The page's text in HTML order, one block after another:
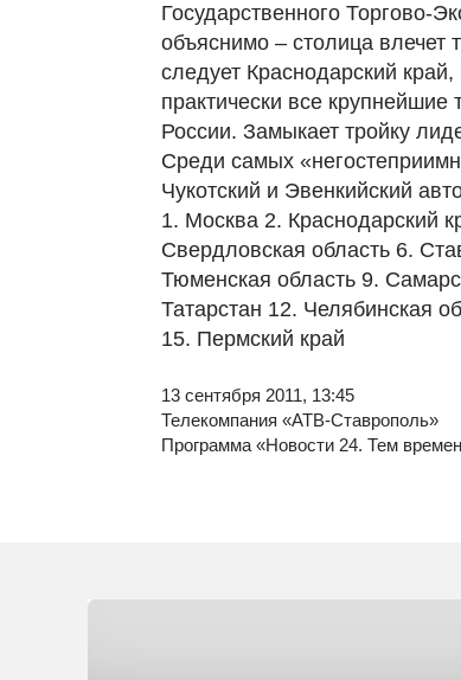
Государственного Торгово-
объяснимо – столица влечет
следует Краснодарский
практически все крупнейшие
России. Замыкает тройку
Среди самых
Чукотский и Эвенкийский
1. Москва 2. Краснодарский
Свердловская область 6.
Тюменская область 9.
Татарстан 12. Челябинская
15. Пермский край
13 сентября 2011, 13:45
Телекомпания «АТВ-Ставрополь»
Программа «Новости 24. Тем